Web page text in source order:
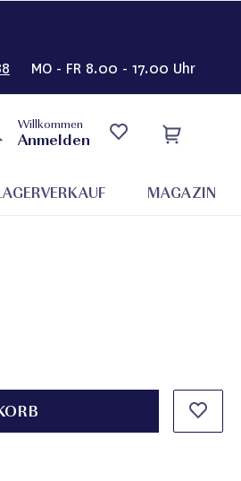
MO - FR 8.00 - 17.00 Uhr
Willkommen
Anmelden
MAGAZIN